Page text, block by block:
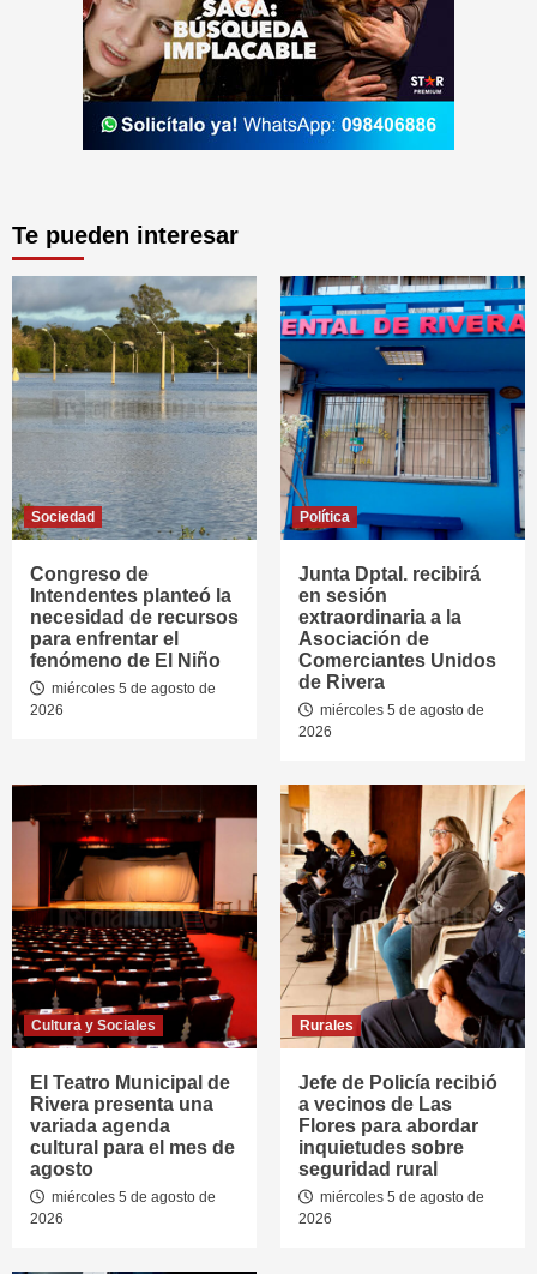
Te pueden interesar
Sociedad
Congreso de
Intendentes planteó la
necesidad de recursos
para enfrentar el
fenómeno de El Niño
miércoles 5 de agosto de
2026
Política
Junta Dptal. recibirá
en sesión
extraordinaria a la
Asociación de
Comerciantes Unidos
de Rivera
miércoles 5 de agosto de
2026
Cultura y Sociales
El Teatro Municipal de
Rivera presenta una
variada agenda
cultural para el mes de
agosto
miércoles 5 de agosto de
2026
Rurales
Jefe de Policía recibió
a vecinos de Las
Flores para abordar
inquietudes sobre
seguridad rural
miércoles 5 de agosto de
2026